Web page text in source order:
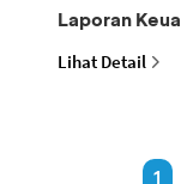
Laporan
Lihat Detail
1